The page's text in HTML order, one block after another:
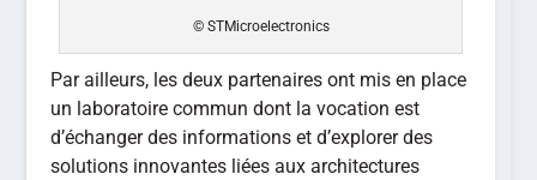
© STMicroelectronics
Par ailleurs, les deux partenaires ont mis en place
un laboratoire commun dont la vocation est
d’échanger des informations et d’explorer des
solutions innovantes liées aux architectures